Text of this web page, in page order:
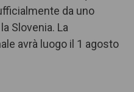
da uno
Slovenia. La
avrà luogo il 1 agosto